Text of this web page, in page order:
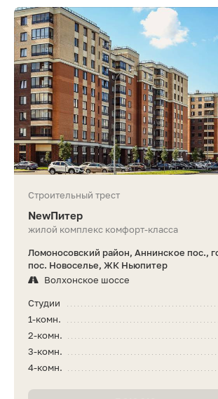
Строительный трест
NewПитер
жилой комплекс комфорт-класса
Ломоносовский район, Аннинское пос.,
пос. Новоселье, ЖК Ньюпитер
Волхонское шоссе
Студии
1-комн.
2-комн.
3-комн.
4-комн.